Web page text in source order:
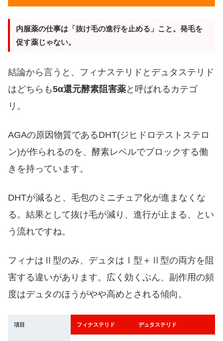
内服薬の仕事は「抜け毛の進行を止める」こと。発毛を
促す薬じゃない。
結論から言うと、フィナステリドとデュタステリド
はどちらも5α還元酵素阻害薬と呼ばれるカテゴ
リ。
AGAの原因物質であるDHT(ジヒドロテストステロ
ン)が作られるのを、酵素レベルでブロックする働
きを持っています。
DHTが減ると、毛包のミニチュア化が進まなくな
る。結果として抜け毛が減り、進行が止まる、とい
う流れですね。
フィナはⅡ型のみ、デュタはⅠ型＋Ⅱ型の両方を阻
害する違いがあります。広く効くぶん、副作用の頻
度はデュタのほうがやや高めとされる傾向。
項目 フィナステリド デュタステリド